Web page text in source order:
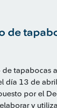
de
tapabocas
día 13 de
por el
y